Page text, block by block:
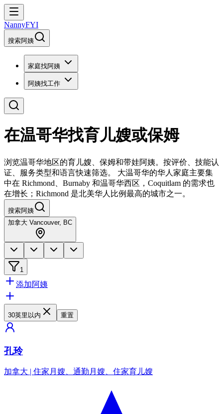
NannyFYI
搜索阿姨
家庭找阿姨
阿姨找工作
在温哥华找育儿嫂或保姆
浏览温哥华地区的育儿嫂、保姆和带娃阿姨。按评价、技能认
证、服务类型和语言快速筛选。 大温哥华的华人家庭主要集
中在 Richmond、Burnaby 和温哥华西区，Coquitlam 的需求也
在增长；Richmond 是北美华人比例最高的城市之一。
搜索阿姨
加拿大 Vancouver, BC
1
添加阿姨
30英里以内 重置
孔玲
加拿大 | 住家月嫂、通勤月嫂、住家育儿嫂